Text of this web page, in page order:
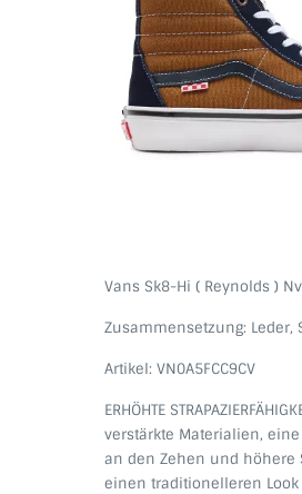
Vans Sk8-Hi ( Reynolds )
Zusammensetzung: Leder,
Artikel: VN0A5FCC9CV
ERHÖHTE
verstärkte Materialien,
an den Zehen und höhere
einen traditionelleren